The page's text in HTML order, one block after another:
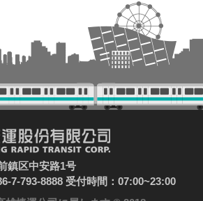
鎮区中安路1号
7-793-8888 受付時間：07:00~23:00